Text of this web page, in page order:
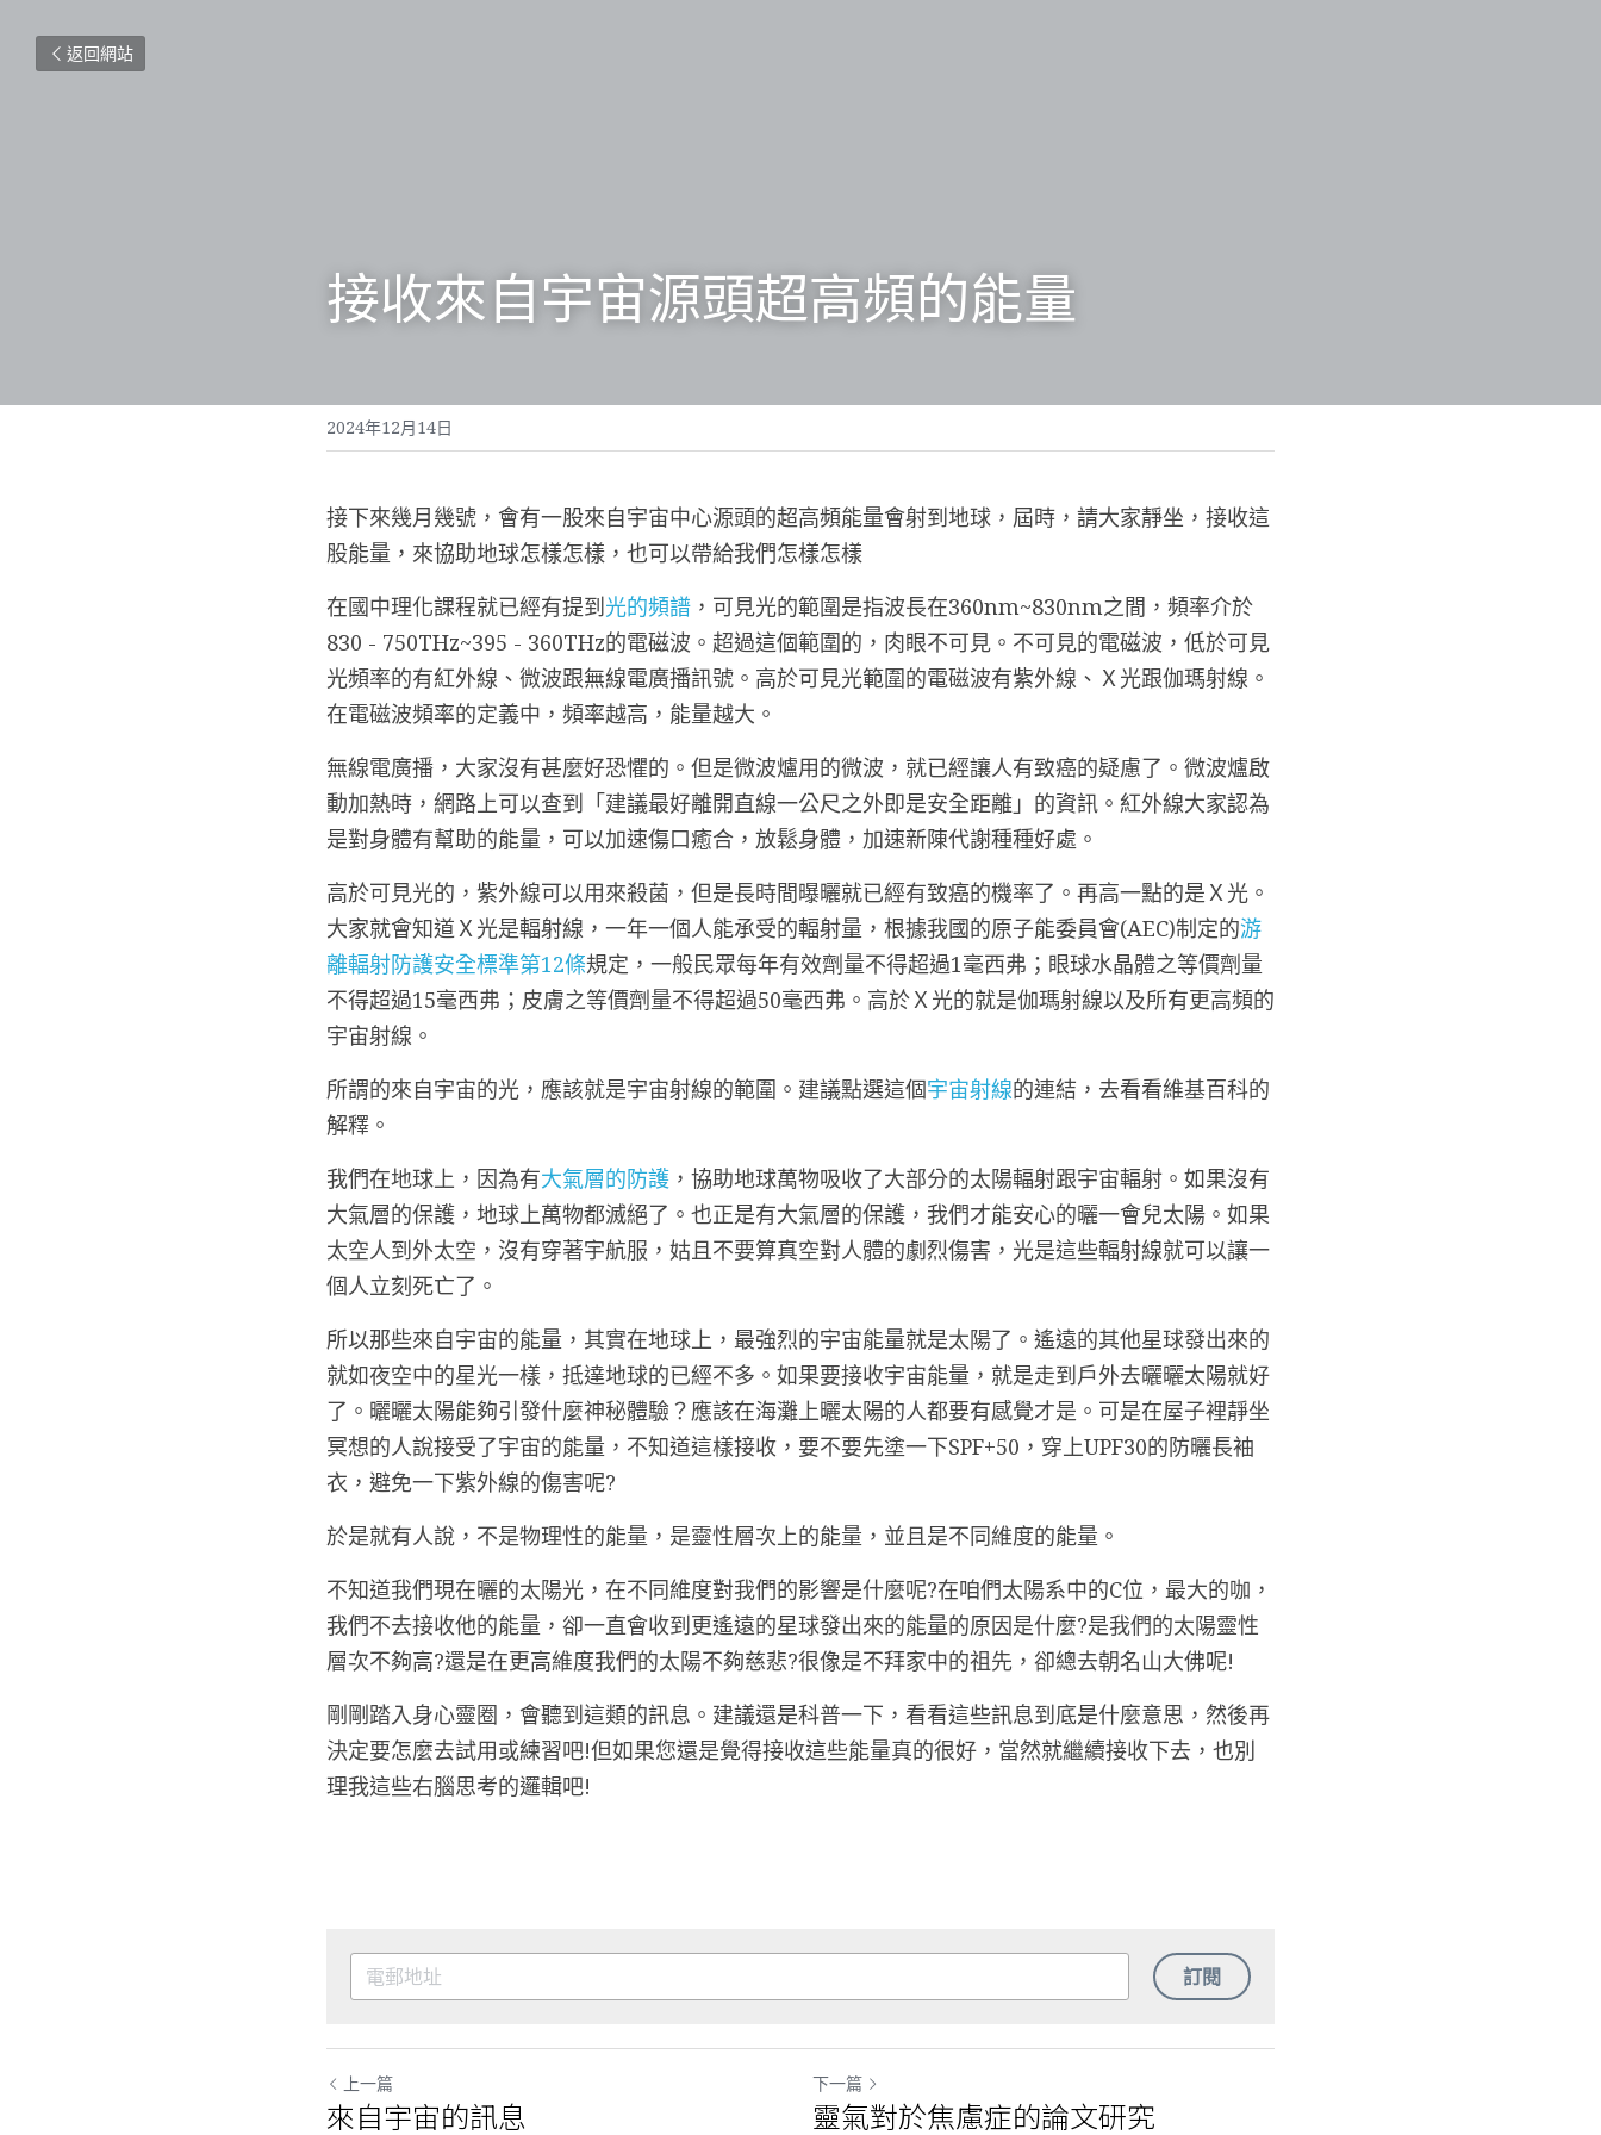
返回網站
接收來自宇宙源頭超高頻的能量
2024年12月14日
接下來幾月幾號，會有一股來自宇宙中心源頭的超高頻能量會射到地球，屆時，請大家靜坐，接收這
股能量，來協助地球怎樣怎樣，也可以帶給我們怎樣怎樣
在國中理化課程就已經有提到光的頻譜 ，可見光的範圍是指波長在360nm~830nm之間，頻率介於
830 - 750THz~395 - 360THz的電磁波。超過這個範圍的，肉眼不可見。不可見的電磁波，低於可見
光頻率的有紅外線、微波跟無線電廣播訊號。高於可見光範圍的電磁波有紫外線、Ｘ光跟伽瑪射線。
在電磁波頻率的定義中，頻率越高，能量越大。
無線電廣播，大家沒有甚麼好恐懼的。但是微波爐用的微波，就已經讓人有致癌的疑慮了。微波爐啟
動加熱時，網路上可以查到「建議最好離開直線一公尺之外即是安全距離」的資訊。紅外線大家認為
是對身體有幫助的能量，可以加速傷口癒合，放鬆身體，加速新陳代謝種種好處。
高於可見光的，紫外線可以用來殺菌，但是長時間曝曬就已經有致癌的機率了。再高一點的是Ｘ光。
大家就會知道Ｘ光是輻射線，一年一個人能承受的輻射量，根據我國的原子能委員會(AEC)制定的游
離輻射防護安全標準第12條規定，一般民眾每年有效劑量不得超過1毫西弗；眼球水晶體之等價劑量
不得超過15毫西弗；皮膚之等價劑量不得超過50毫西弗。高於Ｘ光的就是伽瑪射線以及所有更高頻的
宇宙射線。
所謂的來自宇宙的光，應該就是宇宙射線的範圍。建議點選這個宇宙射線的連結，去看看維基百科的
解釋。
我們在地球上，因為有大氣層的防護 ，協助地球萬物吸收了大部分的太陽輻射跟宇宙輻射。如果沒有
大氣層的保護，地球上萬物都滅絕了。也正是有大氣層的保護，我們才能安心的曬一會兒太陽。如果
太空人到外太空，沒有穿著宇航服，姑且不要算真空對人體的劇烈傷害，光是這些輻射線就可以讓一
個人立刻死亡了。
所以那些來自宇宙的能量，其實在地球上，最強烈的宇宙能量就是太陽了。遙遠的其他星球發出來的
就如夜空中的星光一樣，抵達地球的已經不多。如果要接收宇宙能量，就是走到戶外去曬曬太陽就好
了。曬曬太陽能夠引發什麼神秘體驗？應該在海灘上曬太陽的人都要有感覺才是。可是在屋子裡靜坐
冥想的人說接受了宇宙的能量，不知道這樣接收，要不要先塗一下SPF+50，穿上UPF30的防曬長袖
衣，避免一下紫外線的傷害呢?
於是就有人說，不是物理性的能量，是靈性層次上的能量，並且是不同維度的能量。
不知道我們現在曬的太陽光，在不同維度對我們的影響是什麼呢?在咱們太陽系中的C位，最大的咖，
我們不去接收他的能量，卻一直會收到更遙遠的星球發出來的能量的原因是什麼?是我們的太陽靈性
層次不夠高?還是在更高維度我們的太陽不夠慈悲?很像是不拜家中的祖先，卻總去朝名山大佛呢!
剛剛踏入身心靈圈，會聽到這類的訊息。建議還是科普一下，看看這些訊息到底是什麼意思，然後再
決定要怎麼去試用或練習吧!但如果您還是覺得接收這些能量真的很好，當然就繼續接收下去，也別
理我這些右腦思考的邏輯吧!
訂閱
上一篇
來自宇宙的訊息
下一篇
靈氣對於焦慮症的論文研究